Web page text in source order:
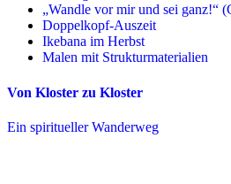
„Wandle vor mir und sei ganz!“
Doppelkopf-Auszeit
Ikebana im Herbst
Malen mit Strukturmaterialien
Von Kloster zu Kloster
Ein spiritueller Wanderweg